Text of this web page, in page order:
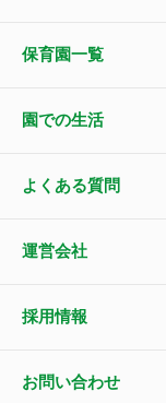
保育園一覧
園での生活
よくある質問
運営会社
採用情報
お問い合わせ